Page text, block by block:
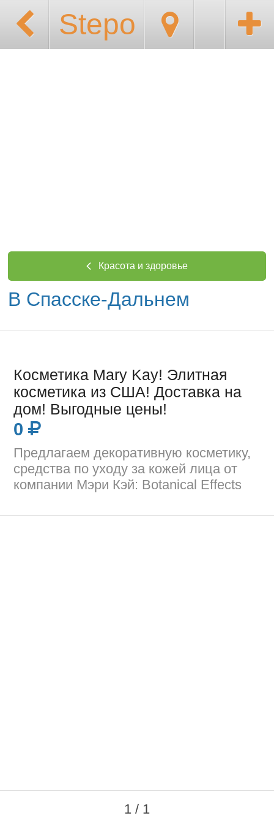
Stepo
Красота и здоровье
В Спасске-Дальнем
Косметика Mary Kay! Элитная
косметика из США! Доставка на
дом! Выгодные цены!
0
Предлагаем декоративную косметику,
средства по уходу за кожей лица от
компании Мэри Кэй: Botanical Effects
1 / 1